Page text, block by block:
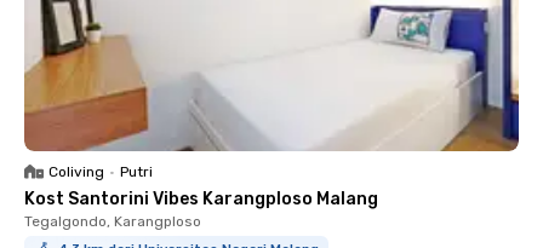
Coliving • Putri
Kost Santorini Vibes Karangploso Malang
Tegalgondo, Karangploso